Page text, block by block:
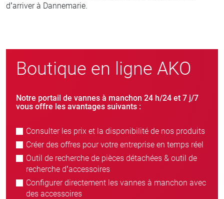
d’arriver à Dannemarie.
Boutique en ligne AKO
Notre portail de vannes à manchon 24 h/24 et 7 j/7
vous offre les avantages suivants :
Consulter les prix et la disponibilité de nos produits
Créer des offres pour votre entreprise en temps réel
Outil de recherche de pièces détachées & outil de
recherche d’accessoires
Configurer directement les vannes à manchon avec
des accessoires